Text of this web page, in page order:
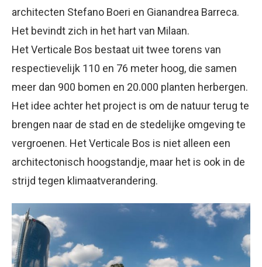
architecten Stefano Boeri en Gianandrea Barreca.
Het bevindt zich in het hart van Milaan.
Het Verticale Bos bestaat uit twee torens van
respectievelijk 110 en 76 meter hoog, die samen
meer dan 900 bomen en 20.000 planten herbergen.
Het idee achter het project is om de natuur terug te
brengen naar de stad en de stedelijke omgeving te
vergroenen. Het Verticale Bos is niet alleen een
architectonisch hoogstandje, maar het is ook in de
strijd tegen klimaatverandering.